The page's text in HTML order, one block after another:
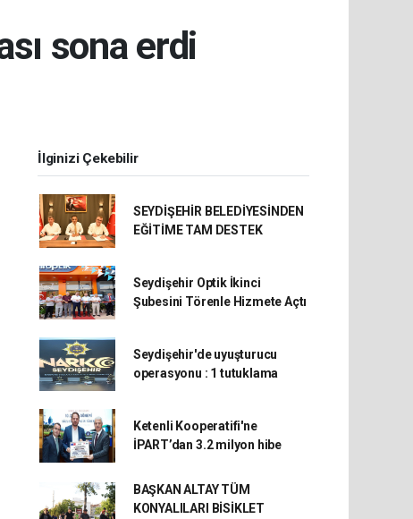
sona erdi
İlginizi Çekebilir
SEYDİŞEHİR BELEDİYESİNDEN
EĞİTİME TAM DESTEK
Seydişehir Optik İkinci
Şubesini Törenle Hizmete Açtı
Seydişehir'de uyuşturucu
operasyonu : 1 tutuklama
Ketenli Kooperatifi'ne
İPART’dan 3.2 milyon hibe
BAŞKAN ALTAY TÜM
KONYALILARI BİSİKLET